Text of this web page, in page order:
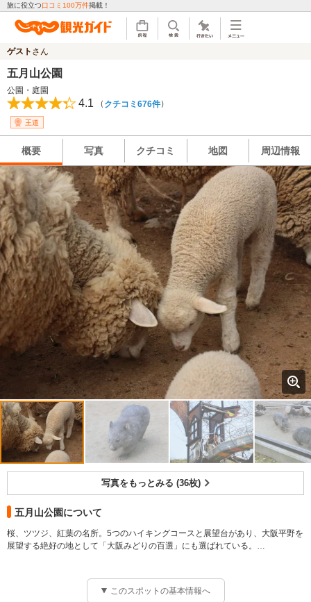
旅に役立つ口コミ100万件掲載！
ゲスト さん
五月山公園
公園・庭園
4.1 （ クチコミ676件）
王道
概要 写真 クチコミ 地図 周辺情報
写真をもっとみる (36枚)
五月山公園について
桜、ツツジ、紅葉の名所。5つのハイキングコースと展望台があり、大阪平野を
展望する絶好の地として「大阪みどりの百選」にも選ばれている。
る絶好の地として、「大阪みどりの百選」にも選ばれている。また、園内には
動物園・都市緑化植物園、ゴルフ場、緑のセンターなど多くの施設が併設され
このスポットの基本情報へ